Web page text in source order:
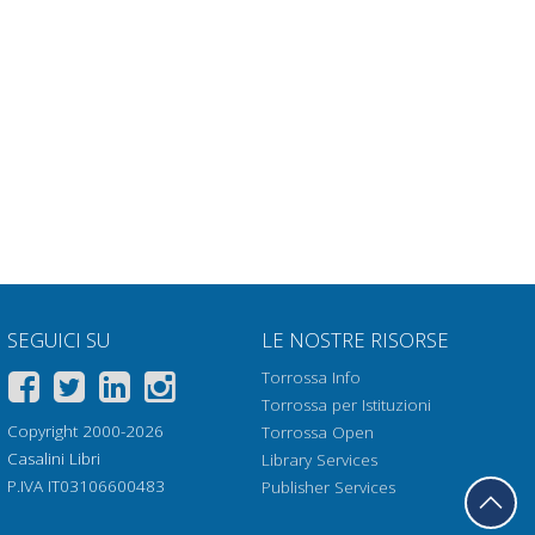
SEGUICI SU
Copyright 2000-2026
Casalini Libri
P.IVA IT03106600483
LE NOSTRE RISORSE
Torrossa Info
Torrossa per Istituzioni
Torrossa Open
Library Services
Publisher Services